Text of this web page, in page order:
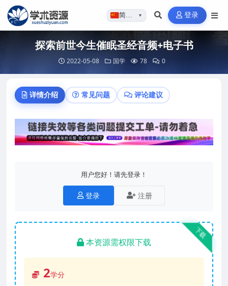
简体…▼ 登录
探索前世今生催眠圣经音频+电子书
2022-05-08 国学 78 0
详情介绍 常见问题 评论建议
用户您好！请先登录！
登录 注册
下载
本资源需权限下载
2学分